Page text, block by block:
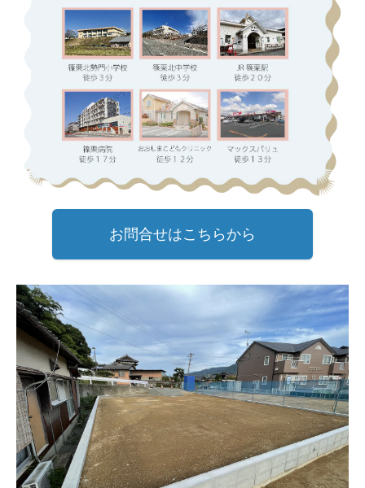
お問合せはこちらから